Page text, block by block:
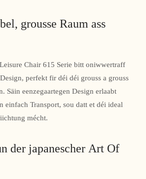
grousse Raum ass
Chair 615 Serie bitt oniwwertraff
perfekt fir déi déi grouss a grouss
Säin eenzegaartegen Design erlaabt
einfach Transport, sou datt et déi ideal
mécht.
der japanescher Art Of